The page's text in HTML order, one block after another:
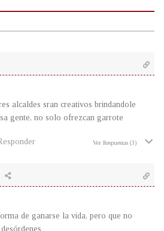
alcaldes sran creativos brindandole
gente, no solo ofrezcan garrote
Ver Respuestas (3)
de ganarse la vida, pero que no